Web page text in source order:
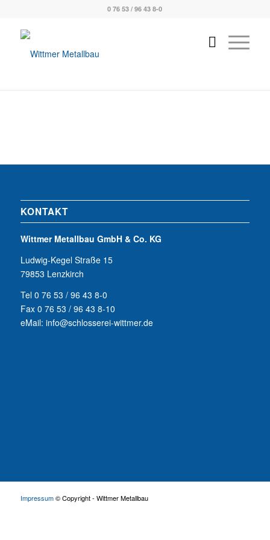
0 76 53 / 96 43 8-0
KONTAKT
Wittmer Metallbau GmbH & Co. KG
Ludwig-Kegel Straße 15
79853 Lenzkirch
Tel 0 76 53 / 96 43 8-0
Fax 0 76 53 / 96 43 8-10
eMail: info@schlosserei-wittmer.de
Impressum© Copyright - Wittmer Metallbau